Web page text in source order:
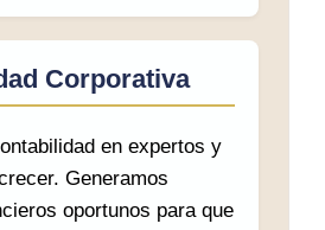
Corporativa
en expertos y
Generamos
oportunos para que